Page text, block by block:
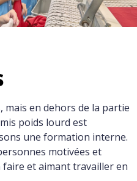
mais en dehors de la partie
poids lourd est
une formation interne.
motivées et
faire et aimant travailler en